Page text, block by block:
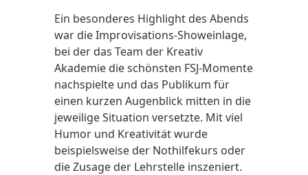
Ein besonderes Highlight des Abends
war die Improvisations-Showeinlage,
bei der das Team der Kreativ
Akademie die schönsten FSJ-Momente
nachspielte und das Publikum für
einen kurzen Augenblick mitten in die
jeweilige Situation versetzte. Mit viel
Humor und Kreativität wurde
beispielsweise der Nothilfekurs oder
die Zusage der Lehrstelle inszeniert.